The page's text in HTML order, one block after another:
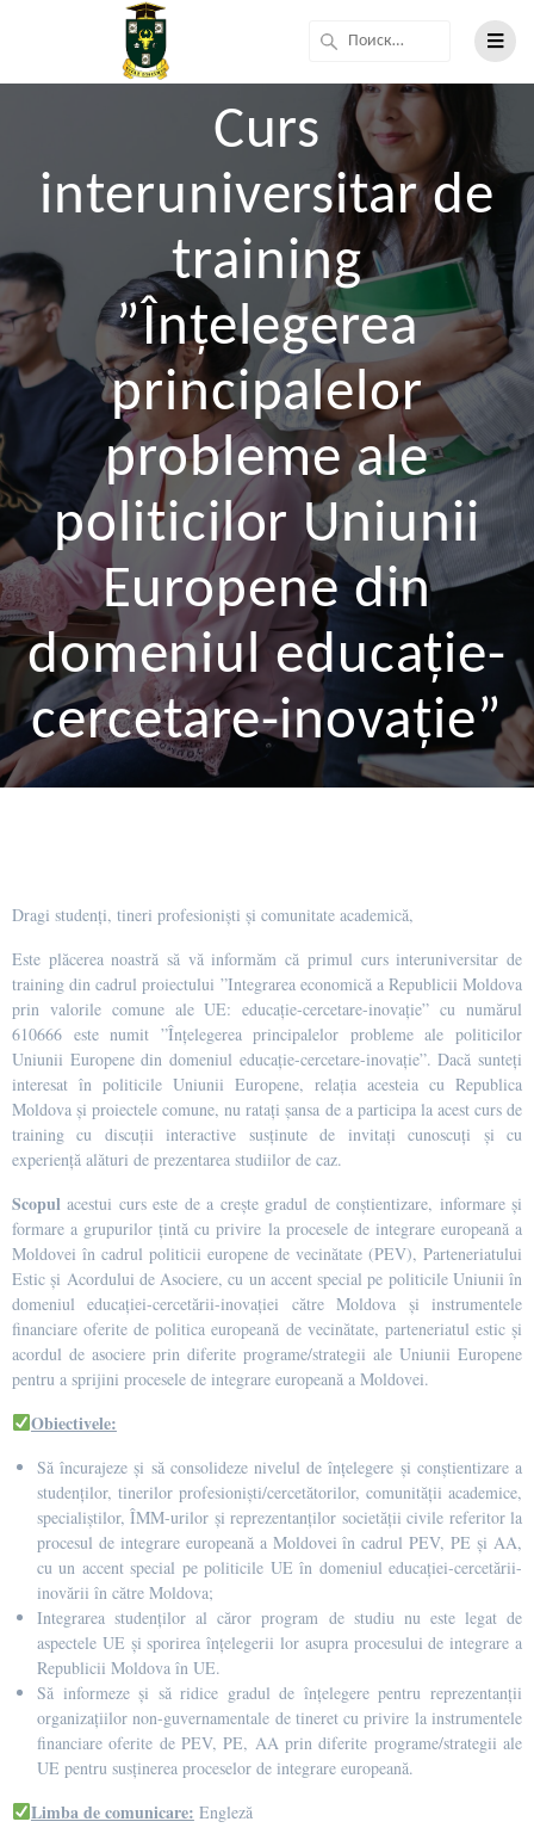
Curs
interuniversitar de
training
”Înțelegerea
principalelor
probleme ale
politicilor Uniunii
Europene din
domeniul educație-
cercetare-inovație”
Dragi studenți, tineri profesioniști și comunitate academică,
Este plăcerea noastră să vă informăm că primul curs interuniversitar de
training din cadrul proiectului ”Integrarea economică a Republicii Moldova
prin valorile comune ale UE: educație-cercetare-inovație” cu numărul
610666 este numit ”Înțelegerea principalelor probleme ale politicilor
Uniunii Europene din domeniul educație-cercetare-inovație”. Dacă sunteți
interesat în politicile Uniunii Europene, relația acesteia cu Republica
Moldova și proiectele comune, nu ratați șansa de a participa la acest curs de
training cu discuții interactive susținute de invitați cunoscuți și cu
experiență alături de prezentarea studiilor de caz.
Scopulacestui curs este de a crește gradul de conștientizare, informare și
formare a grupurilor țintă cu privire la procesele de integrare europeană a
Moldovei în cadrul politicii europene de vecinătate (PEV), Parteneriatului
Estic și Acordului de Asociere, cu un accent special pe politicile Uniunii în
domeniul educației-cercetării-inovației către Moldova și instrumentele
financiare oferite de politica europeană de vecinătate, parteneriatul estic și
acordul de asociere prin diferite programe/strategii ale Uniunii Europene
pentru a sprijini procesele de integrare europeană a Moldovei.
Obiectivele:
Să încurajeze și să consolideze nivelul de înțelegere și conștientizare a
studenților, tinerilor profesioniști/cercetătorilor, comunității academice,
specialiștilor, ÎMM-urilor și reprezentanților societății civile referitor la
procesul de integrare europeană a Moldovei în cadrul PEV, PE și AA,
cu un accent special pe politicile UE în domeniul educației-cercetării-
inovării în către Moldova;
Integrarea studenților al căror program de studiu nu este legat de
aspectele UE și sporirea înțelegerii lor asupra procesului de integrare a
Republicii Moldova în UE.
Să informeze și să ridice gradul de înțelegere pentru reprezentanții
organizațiilor non-guvernamentale de tineret cu privire la instrumentele
financiare oferite de PEV, PE, AA prin diferite programe/strategii ale
UE pentru susținerea proceselor de integrare europeană.
Limba de comunicare: Engleză